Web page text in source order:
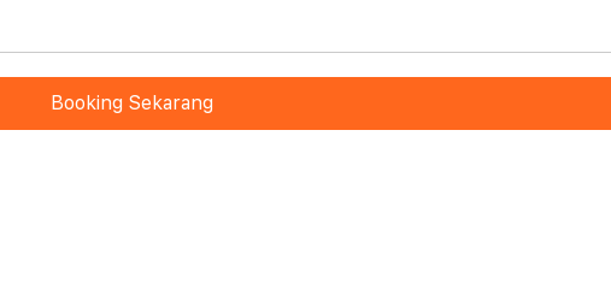
Booking Sekarang